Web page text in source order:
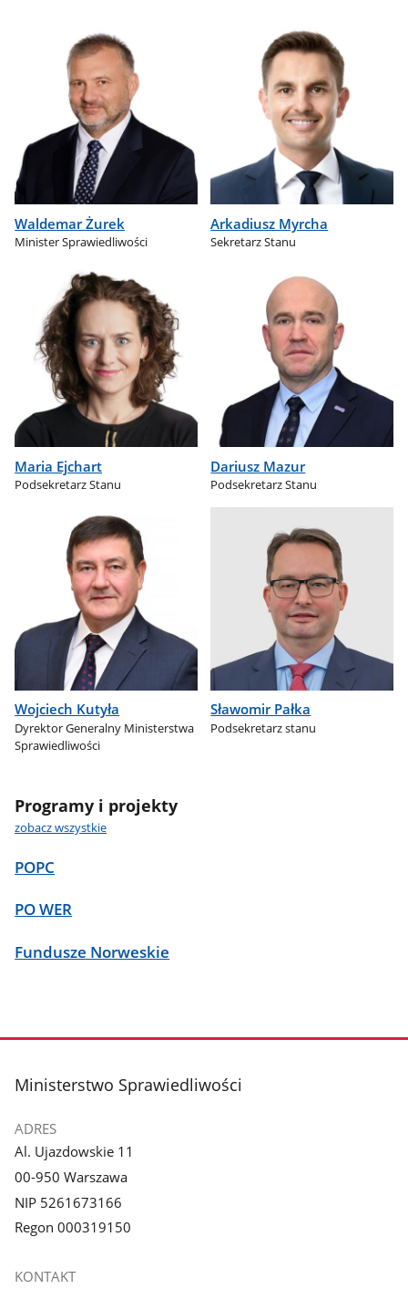
Waldemar Żurek
Minister Sprawiedliwości
Arkadiusz Myrcha
Sekretarz Stanu
Maria Ejchart
Podsekretarz Stanu
Dariusz Mazur
Podsekretarz Stanu
Wojciech Kutyła
Dyrektor Generalny Ministerstwa
Sprawiedliwości
Sławomir Pałka
Podsekretarz stanu
Programy i projekty
zobacz wszystkie
POPC
PO WER
Fundusze Norweskie
stopka
Ministerstwo Sprawiedliwości
ADRES
Al. Ujazdowskie 11
00-950 Warszawa
NIP 5261673166
Regon 000319150
KONTAKT